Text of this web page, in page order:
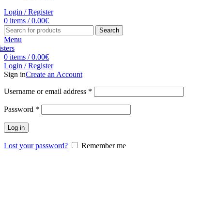
Login / Register
0 items / 0.00€
Search
Menu
0 items / 0.00€
Login / Register
Sign inCreate an Account
Username or email address *
Password *
Log in
Lost your password? Remember me